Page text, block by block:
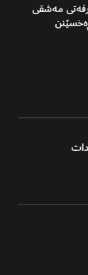
مەشقی